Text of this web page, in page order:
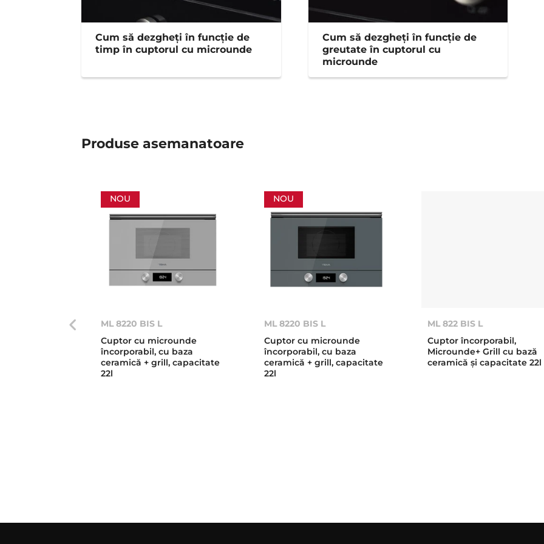
Cum să dezgheți în funcţie de
timp în cuptorul cu microunde
Cum să dezgheți în funcție de
greutate în cuptorul cu
microunde
Produse asemanatoare
NOU
ML 8220 BIS L
Cuptor cu microunde
încorporabil, cu baza
ceramică + grill, capacitate
22l
NOU
ML 8220 BIS L
Cuptor cu microunde
încorporabil, cu baza
ceramică + grill, capacitate
22l
ML 822 BIS L
Cuptor încorporabil,
Microunde+ Grill cu bază
ceramică şi capacitate 22l